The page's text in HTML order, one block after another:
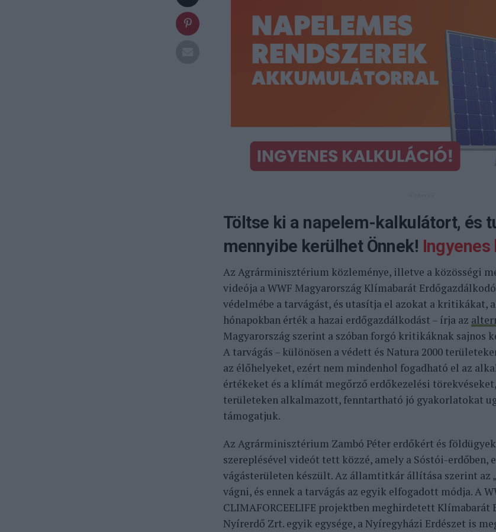
Töltse ki a napelem-kalkulátort, és
mennyibe kerülhet Önnek!
Az Agrárminisztérium közleménye, illetve a közösségi
videója a WWF Magyarország Klímabarát
védelmébe a tarvágást, és utasítja el azokat a kritikákat,
hónapokban érték a hazai erdőgazdálkodást – írja az
Magyarország szerint a szóban forgó kritikáknak sajnos
A tarvágás – különösen a védett és Natura 2000
az élőhelyeket, ezért nem mindenhol fogadható el az
értékeket és a klímát megőrző erdőkezelési
területeken alkalmazott, fenntartható jó gyakorlatokat
támogatjuk.
Az Agrárminisztérium Zambó Péter erdőkért és
szereplésével videót tett közzé, amely a Sóstói-erdőben,
vágásterületen készült. Az államtitkár állítása szerint az
vágni, és ennek a tarvágás az egyik elfogadott módja. A
CLIMAFORCEELIFE projektben meghirdetett Klímabarát
Nyírerdő Zrt. egyik egysége, a Nyíregyházi Erdészet is